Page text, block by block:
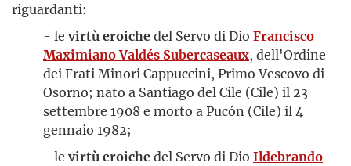
riguardanti:
- le virtù eroichedel Servo di Dio Francisco
Maximiano Valdés Subercaseaux, dell'Ordine
dei Frati Minori Cappuccini, Primo Vescovo di
Osorno; nato a Santiago del Cile (Cile) il 23
settembre 1908 e morto a Pucón (Cile) il 4
gennaio 1982;
- le virtù eroichedel Servo di Dio Ildebrando